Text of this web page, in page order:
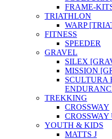
FRAME-
TRIATHLON
WARP
FITNESS
SPEEDER
GRAVEL
SILEX
MISSION
SCULTURA
TREKKING
CROSSWAY
YOUTH & KIDS
MATTS J